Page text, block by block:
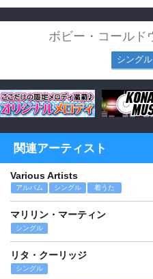
ボビー・コールド
シングル
関連アーティスト
Various Artists
アルバム シングル 着うた
マリリン・マーティン
シングル
リタ・クーリッジ
シングル